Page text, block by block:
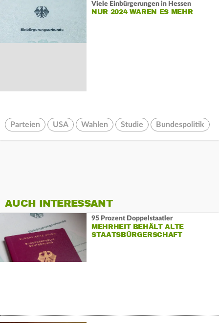
Viele Einbürgerungen in Hessen
NUR 2024 WAREN ES MEHR
Parteien USA Wahlen Studie Bundespolitik
AUCH INTERESSANT
95 Prozent Doppelstaatler
MEHRHEIT BEHÄLT ALTE
STAATSBÜRGERSCHAFT